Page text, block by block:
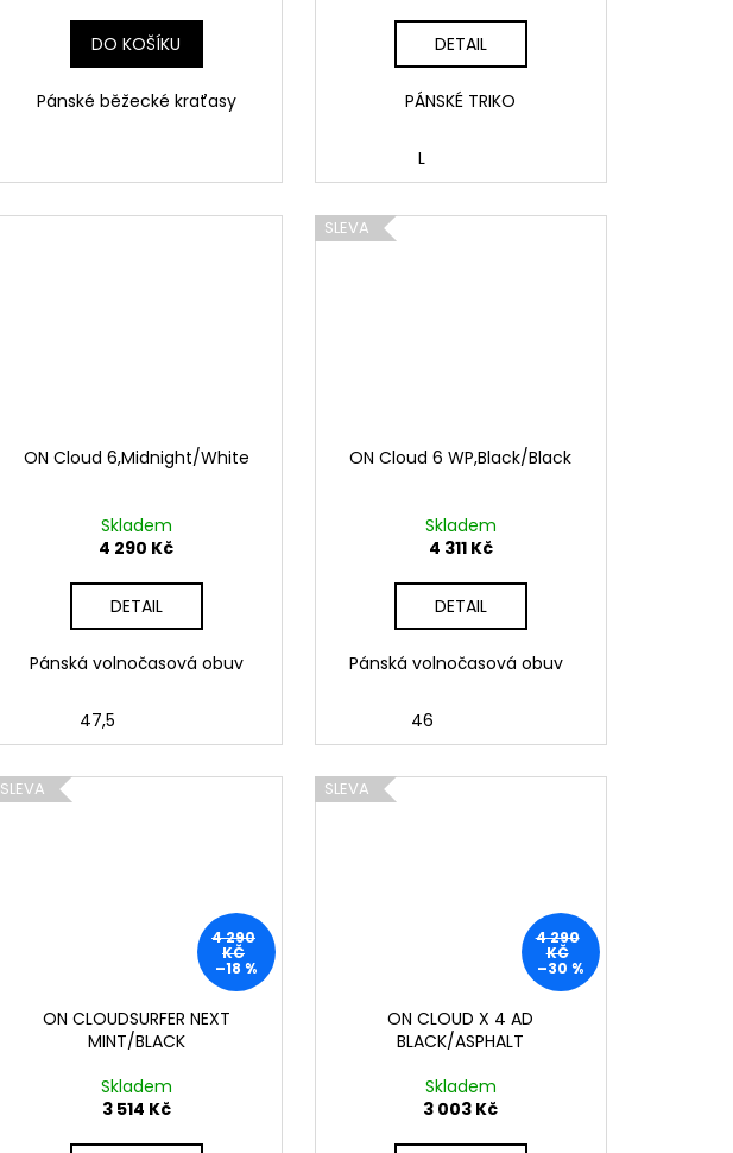
DO KOŠÍKU
Pánské běžecké kraťasy
DETAIL
PÁNSKÉ TRIKO
L
ON Cloud 6,Midnight/White
Skladem
4 290 Kč
DETAIL
Pánská volnočasová obuv
47,5
SLEVA
ON Cloud 6 WP,Black/Black
Skladem
4 311 Kč
DETAIL
Pánská volnočasová obuv
46
SLEVA
4 290
KČ
–18 %
ON CLOUDSURFER NEXT
MINT/BLACK
Skladem
3 514 Kč
SLEVA
4 290
KČ
–30 %
ON CLOUD X 4 AD
BLACK/ASPHALT
Skladem
3 003 Kč